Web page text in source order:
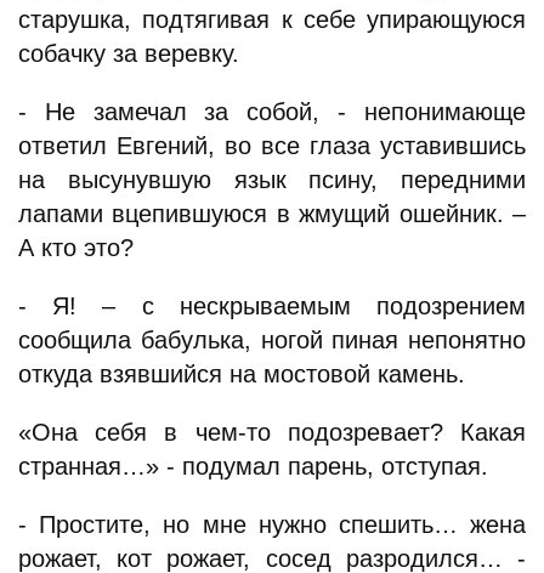
старушка, подтягивая к себе упирающуюся
собачку за веревку.
- Не замечал за собой, - непонимающе
ответил Евгений, во все глаза уставившись
на высунувшую язык псину, передними
лапами вцепившуюся в жмущий ошейник. –
А кто это?
- Я! – с нескрываемым подозрением
сообщила бабулька, ногой пиная непонятно
откуда взявшийся на мостовой камень.
«Она себя в чем-то подозревает? Какая
странная…» - подумал парень, отступая.
- Простите, но мне нужно спешить… жена
рожает, кот рожает, сосед разродился… -